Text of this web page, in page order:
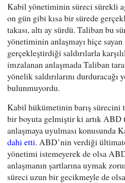
Kabil yönetiminin süreci sürekli
on gün gibi kısa bir sürede
takası, altı ay sürdü. Taliban bu
yönetiminin anlaşmayı hiçe
gerçekleştirdiği saldırılarla
imzalanan anlaşmada Taliban
yönelik saldırılarını durduracağı
bulunmuyordu.
Kabil hükümetinin barış sürecini
bir boyuta gelmiştir ki artık ABD
anlaşmaya uyulması konusunda
dahi etti. ABD’nin verdiği
yönetimi istemeyerek de olsa
anlaşmanın şartlarına uymak
süreci uzun bir gecikmeyle de